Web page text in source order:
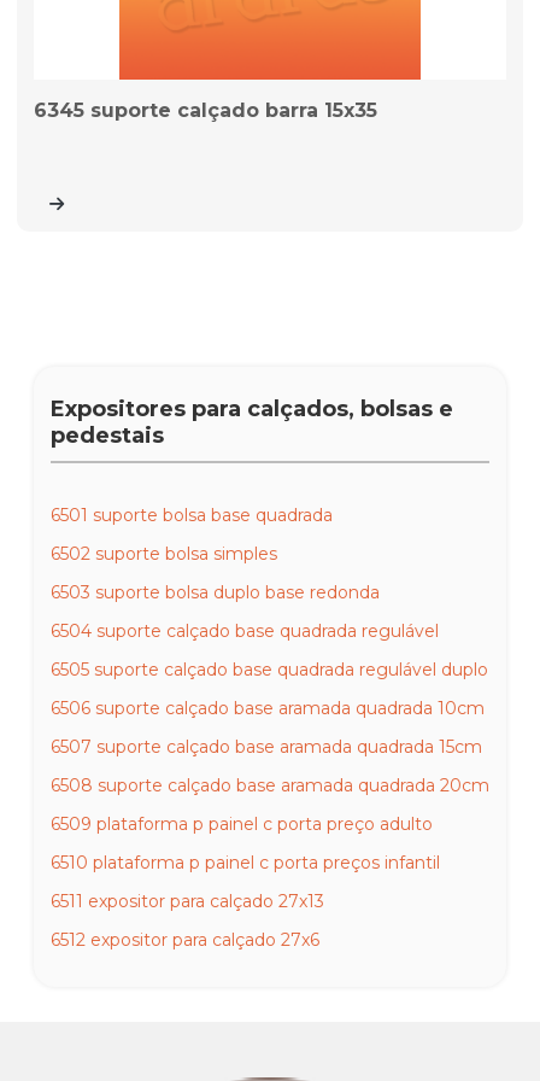
6345 suporte calçado barra 15x35
Expositores para calçados, bolsas e
pedestais
6501 suporte bolsa base quadrada
6502 suporte bolsa simples
6503 suporte bolsa duplo base redonda
6504 suporte calçado base quadrada regulável
6505 suporte calçado base quadrada regulável duplo
6506 suporte calçado base aramada quadrada 10cm
6507 suporte calçado base aramada quadrada 15cm
6508 suporte calçado base aramada quadrada 20cm
6509 plataforma p painel c porta preço adulto
6510 plataforma p painel c porta preços infantil
6511 expositor para calçado 27x13
6512 expositor para calçado 27x6